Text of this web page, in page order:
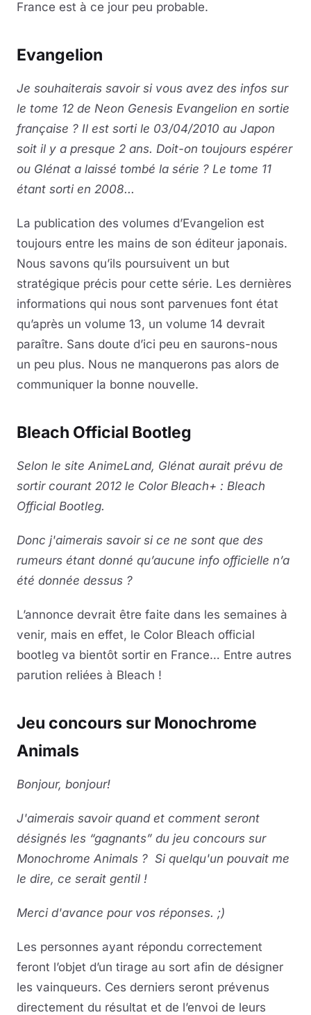
France est à ce jour peu probable.
Evangelion
Je souhaiterais savoir si vous avez des infos sur
le tome 12 de Neon Genesis Evangelion en sortie
française ? Il est sorti le 03/04/2010 au Japon
soit il y a presque 2 ans. Doit-on toujours espérer
ou Glénat a laissé tombé la série ? Le tome 11
étant sorti en 2008...
La publication des volumes d’Evangelion est
toujours entre les mains de son éditeur japonais.
Nous savons qu’ils poursuivent un but
stratégique précis pour cette série. Les dernières
informations qui nous sont parvenues font état
qu’après un volume 13, un volume 14 devrait
paraître. Sans doute d’ici peu en saurons-nous
un peu plus. Nous ne manquerons pas alors de
communiquer la bonne nouvelle.
Bleach Official Bootleg
Selon le site AnimeLand, Glénat aurait prévu de
sortir courant 2012 le Color Bleach+ : Bleach
Official Bootleg.
Donc j'aimerais savoir si ce ne sont que des
rumeurs étant donné qu’aucune info officielle n’a
été donnée dessus ?
L’annonce devrait être faite dans les semaines à
venir, mais en effet, le Color Bleach official
bootleg va bientôt sortir en France… Entre autres
parution reliées à Bleach !
Jeu concours sur Monochrome
Animals
Bonjour, bonjour!
J'aimerais savoir quand et comment seront
désignés les “gagnants” du jeu concours sur
Monochrome Animals ? Si quelqu'un pouvait me
le dire, ce serait gentil !
Merci d'avance pour vos réponses. ;)
Les personnes ayant répondu correctement
feront l’objet d’un tirage au sort afin de désigner
les vainqueurs. Ces derniers seront prévenus
directement du résultat et de l’envoi de leurs